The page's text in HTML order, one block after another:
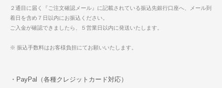
２通目に届く『ご注文確認メール』に記載されている振込先銀行口座へ、メール到
着日を含め７日以内にお振込ください。
ご入金が確認できましたら、５営業日以内に発送いたします。
※ 振込手数料はお客様負担にてお願いいたします。
・PayPal（各種クレジットカード対応）